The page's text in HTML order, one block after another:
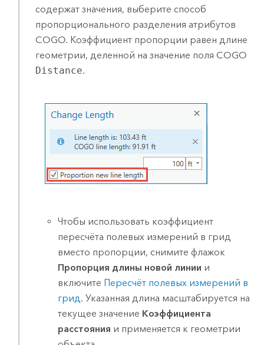
содержат значения, выберите способ
пропорционального разделения атрибутов
COGO. Коэффициент пропорции равен длине
геометрии, деленной на значение поля COGO
Distance.
Чтобы использовать коэффициент
пересчёта полевых измерений в грид
вместо пропорции, снимите флажок
Пропорция длины новой линии и
включите Пересчёт полевых измерений в
грид . Указанная длина масштабируется на
текущее значение Коэффициента
расстояния и применяется к геометрии